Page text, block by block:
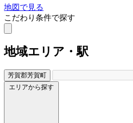
地図で見る
こだわり条件で探す
地域エリア・駅
芳賀郡芳賀町
エリアから探す